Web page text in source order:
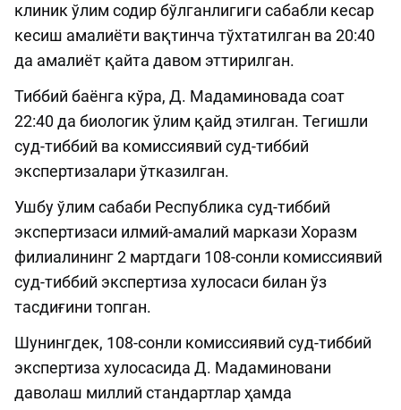
клиник ўлим содир бўлганлигиги сабабли кесар
кесиш амалиёти вақтинча тўхтатилган ва 20:40
да амалиёт қайта давом эттирилган.
Тиббий баёнга кўра, Д. Мадаминовада соат
22:40 да биологик ўлим қайд этилган. Тегишли
суд-тиббий ва комиссиявий суд-тиббий
экспертизалари ўтказилган.
Ушбу ўлим сабаби Республика суд-тиббий
экспертизаси илмий-амалий маркази Хоразм
филиалининг 2 мартдаги 108-сонли комиссиявий
суд-тиббий экспертиза хулосаси билан ўз
тасдиғини топган.
Шунингдек, 108-сонли комиссиявий суд-тиббий
экспертиза хулосасида Д. Мадаминовани
даволаш миллий стандартлар ҳамда